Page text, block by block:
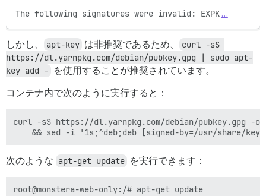
The following signatures were invalid: EXPK …
しかし、 apt-key は非推奨であるため、
curl -sS
https://dl.yarnpkg.com/debian/pubkey.gpg | sudo apt-
key add -
を使用することが推奨されています。
コンテナ内で次のように実行すると：
curl -sS https://dl.yarnpkg.com/debian/pubkey.gpg -
次のような apt-get update を実行できます：
root@monstera-web-only:/# apt-get update